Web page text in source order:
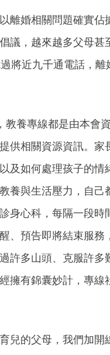
離婚相關問題確實佔
，越來越多父母甚
將近九千通電話，離
養專線都是由本會
供相關資源資訊。家
及如何處理孩子的情
養與生活壓力，自己
身心科，每隔一段時
、預告即將結束服務
許多山頭、克服許多
擁有錦囊妙計，專線
兒的父母，我們加開